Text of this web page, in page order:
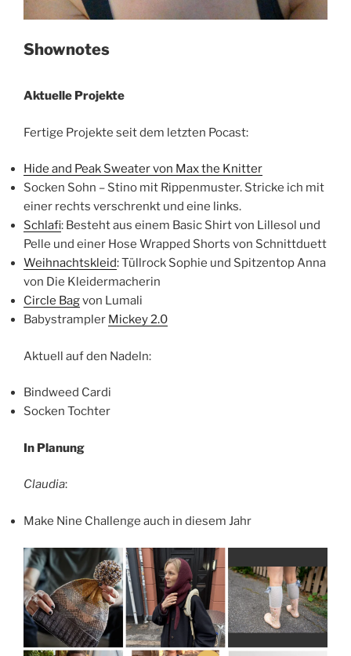
Shownotes
Aktuelle Projekte
Fertige Projekte seit dem letzten Pocast:
Hide and Peak Sweater von Max the Knitter
Socken Sohn – Stino mit Rippenmuster. Stricke ich mit
einer rechts verschrenkt und eine links.
Schlafi: Besteht aus einem Basic Shirt von Lillesol und
Pelle und einer Hose Wrapped Shorts von Schnittduett
Weihnachtskleid: Tüllrock Sophie und Spitzentop Anna
von Die Kleidermacherin
Circle Bagvon Lumali
Babystrampler Mickey 2.0
Aktuell auf den Nadeln:
Bindweed Cardi
Socken Tochter
In Planung
Claudia:
Make Nine Challenge auch in diesem Jahr